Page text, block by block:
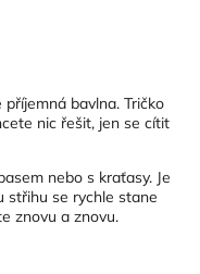
bavlna. Tričko
nic řešit, jen se cítit
nebo s kraťasy. Je
střihu se rychle stane
znovu a znovu.